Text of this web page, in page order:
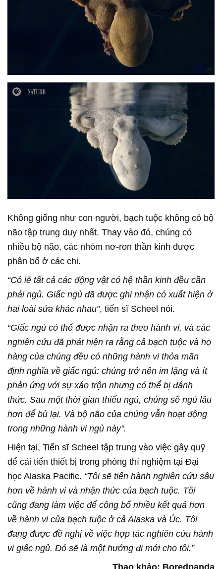
Không giống như con người, bạch tuộc không có bộ
não tập trung duy nhất. Thay vào đó, chúng có
nhiều bộ não, các nhóm nơ-ron thần kinh được
phân bố ở các chi.
“Có lẽ tất cả các động vật có hệ thần kinh đều cần
phải ngủ. Giấc ngủ đã được ghi nhận có xuất hiện ở
hai loài sứa khác nhau”, tiến sĩ Scheel nói.
“Giấc ngủ có thể được nhận ra theo hành vi, và các
nghiên cứu đã phát hiện ra rằng cả bạch tuộc và họ
hàng của chúng đều có những hành vi thỏa mãn
định nghĩa về giấc ngủ: chúng trở nên im lặng và ít
phản ứng với sự xáo trộn nhưng có thể bị đánh
thức. Sau một thời gian thiếu ngủ, chúng sẽ ngủ lâu
hơn để bù lại. Và bộ não của chúng vẫn hoạt động
trong những hành vi ngủ này".
Hiện tại, Tiến sĩ Scheel tập trung vào việc gây quỹ
để cải tiến thiết bị trong phòng thí nghiệm tại Đại
học Alaska Pacific. “Tôi sẽ tiến hành nghiên cứu sâu
hơn về hành vi và nhận thức của bạch tuộc. Tôi
cũng đang làm việc để công bố nhiều kết quả hơn
về hành vi của bạch tuộc ở cả Alaska và Úc. Tôi
đang được đề nghị về việc hợp tác nghiên cứu hành
vi giấc ngủ. Đó sẽ là một hướng đi mới cho tôi.”
Thao khảo: Boredpanda